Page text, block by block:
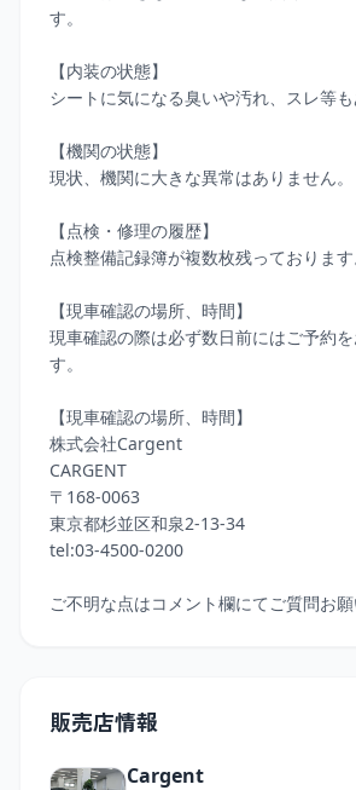
す。
【内装の状態】
シートに気になる臭いや汚れ、スレ等も
【機関の状態】
現状、機関に大きな異常はありません。
【点検・修理の履歴】
点検整備記録簿が複数枚残っております
【現車確認の場所、時間】
現車確認の際は必ず数日前にはご予約
す。
【現車確認の場所、時間】
株式会社Cargent
CARGENT
〒168-0063
東京都杉並区和泉2-13-34
tel:03-4500-0200
ご不明な点はコメント欄にてご質問お願
販売店情報
Cargent